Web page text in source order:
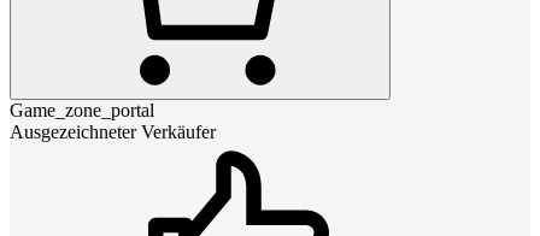
Game_zone_portal
Ausgezeichneter Verkäufer